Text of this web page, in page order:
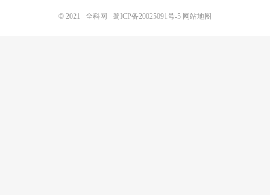
© 2021 全科网 蜀ICP备20025091号-5 网站地图